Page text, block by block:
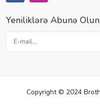
Yeniliklərə Abunə Olun
Copyright © 2024